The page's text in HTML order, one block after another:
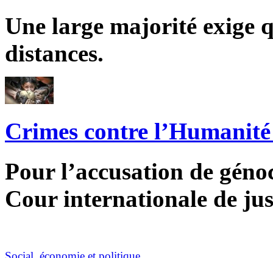
Une large majorité exige
distances.
Crimes contre
Pour l’accusation de
Cour internationale de